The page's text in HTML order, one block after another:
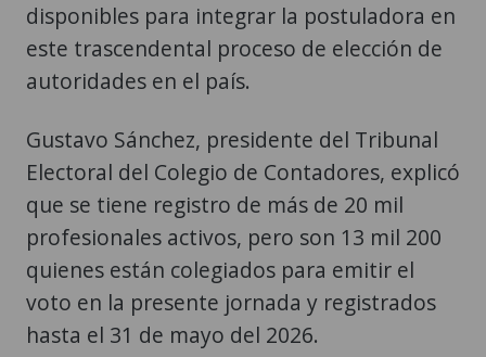
disponibles para integrar la postuladora en
este trascendental proceso de elección de
autoridades en el país.
Gustavo Sánchez, presidente del Tribunal
Electoral del Colegio de Contadores, explicó
que se tiene registro de más de 20 mil
profesionales activos, pero son 13 mil 200
quienes están colegiados para emitir el
voto en la presente jornada y registrados
hasta el 31 de mayo del 2026.